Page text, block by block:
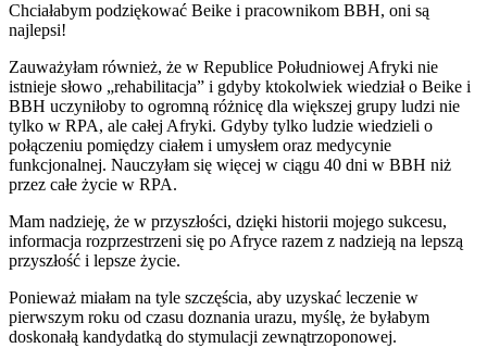
Chciałabym podziękować Beike i pracownikom BBH, oni są
najlepsi!
Zauważyłam również, że w Republice Południowej Afryki nie
istnieje słowo „rehabilitacja” i gdyby ktokolwiek wiedział o Beike i
BBH uczyniłoby to ogromną różnicę dla większej grupy ludzi nie
tylko w RPA, ale całej Afryki. Gdyby tylko ludzie wiedzieli o
połączeniu pomiędzy ciałem i umysłem oraz medycynie
funkcjonalnej. Nauczyłam się więcej w ciągu 40 dni w BBH niż
przez całe życie w RPA.
Mam nadzieję, że w przyszłości, dzięki historii mojego sukcesu,
informacja rozprzestrzeni się po Afryce razem z nadzieją na lepszą
przyszłość i lepsze życie.
Ponieważ miałam na tyle szczęścia, aby uzyskać leczenie w
pierwszym roku od czasu doznania urazu, myślę, że byłabym
doskonałą kandydatką do stymulacji zewnątrzoponowej.